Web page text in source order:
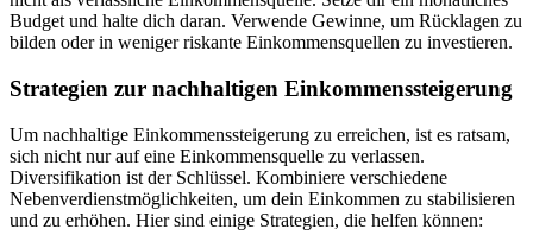
Budget und halte dich daran. Verwende Gewinne, um Rücklagen zu
bilden oder in weniger riskante Einkommensquellen zu investieren.
Strategien zur nachhaltigen Einkommenssteigerung
Um nachhaltige Einkommenssteigerung zu erreichen, ist es ratsam,
sich nicht nur auf eine Einkommensquelle zu verlassen.
Diversifikation ist der Schlüssel. Kombiniere verschiedene
Nebenverdienstmöglichkeiten, um dein Einkommen zu stabilisieren
und zu erhöhen. Hier sind einige Strategien, die helfen können: